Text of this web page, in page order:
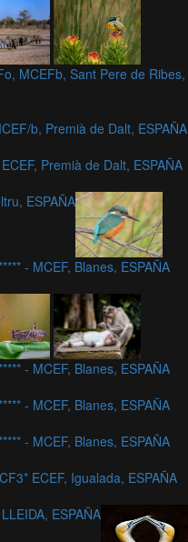
MCEFb, Sant Pere de Ribes,
b, Premià de Dalt, ESPAÑA
Premià de Dalt, ESPAÑA
ESPAÑA
- MCEF, Blanes, ESPAÑA
- MCEF, Blanes, ESPAÑA
- MCEF, Blanes, ESPAÑA
- MCEF, Blanes, ESPAÑA
ECEF, Igualada, ESPAÑA
ESPAÑA